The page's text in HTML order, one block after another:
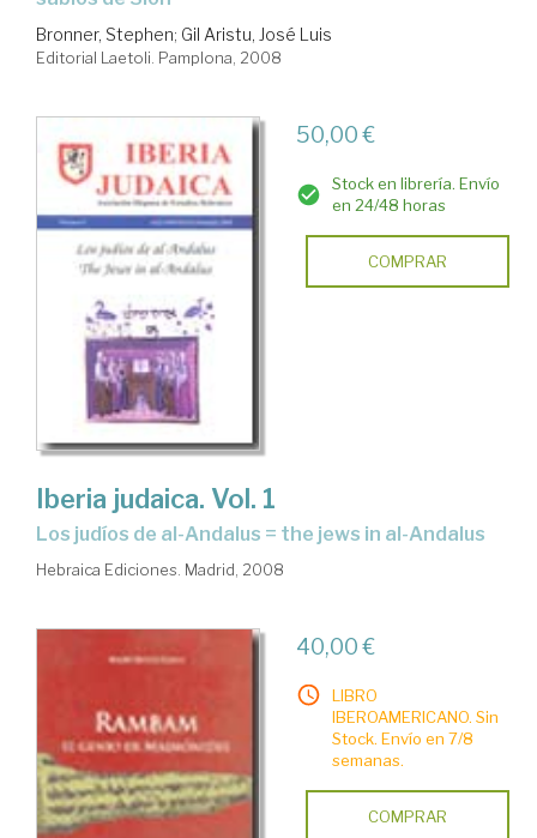
Bronner, Stephen; Gil Aristu, José Luis
Editorial Laetoli. Pamplona, 2008
50,00 €
Stock en librería. Envío
en 24/48 horas
COMPRAR
Iberia judaica. Vol. 1
los judíos de al-Andalus = the jews in al-Andalus
Hebraica Ediciones. Madrid, 2008
40,00 €
LIBRO
IBEROAMERICANO. Sin
Stock. Envío en 7/8
semanas.
COMPRAR